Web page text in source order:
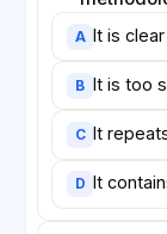
A It is
B It is too
C It
D It